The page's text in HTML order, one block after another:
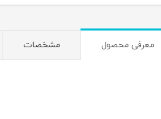
معرفی محصول مشخصات